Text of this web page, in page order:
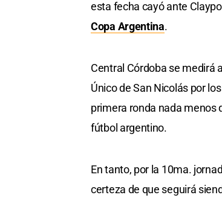
esta fecha cayó ante
Copa Argentina.
Central Córdoba se medirá
Único de San Nicolás por
primera ronda nada menos
fútbol argentino.
En tanto, por la 10ma.
certeza de que seguirá